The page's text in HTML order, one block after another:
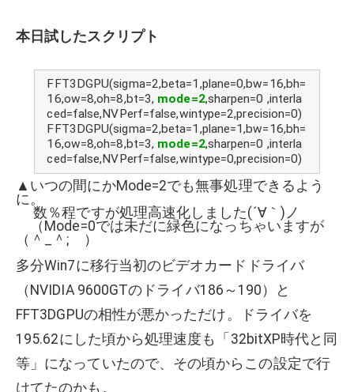
本日試したスクリプト
FFT3DGPU(sigma=2,beta=1,plane=0,bw=16,bh=
16,ow=8,oh=8,bt=3, mode=2,sharpen=0 ,interla
ced=false,NVPerf=false,wintype=2,precision=0)
FFT3DGPU(sigma=2,beta=1,plane=1,bw=16,bh=
16,ow=8,oh=8,bt=3, mode=2,sharpen=0 ,interla
ced=false,NVPerf=false,wintype=0,precision=0)
▲いつの間にかMode=2でも無事処理できるよう
に。
数％程ですが処理高速化しました(´∀｀)ノ
（Mode=0では未だに緑色になっちゃいますが
（＾_＾; ）
多分Win7に移行当初のビデオカードドライバ
（NVIDIA 9600GTのドライバ186～190）と
FFT3DGPUの相性が悪かっただけ。ドライバを
195.62にした頃から処理速度も「32bitXP時代と同
等」になっていたので、その頃からこの設定で行
けてたのかも。